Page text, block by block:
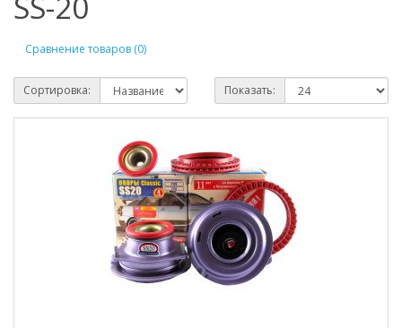
Сравнение товаров (0)
Сортировка: Показать: